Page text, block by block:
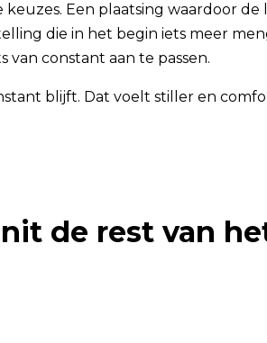
Een plaatsing waardoor
die in het begin iets meer
constant aan te passen.
blijft. Dat voelt stiller en
de rest van